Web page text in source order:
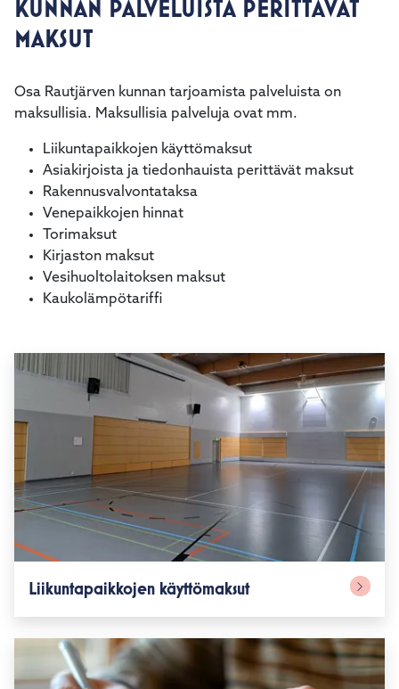
kosketus-
ja
pyyhkäisyliikkeitä.
KUNNAN PALVELUISTA PERITTÄVÄT
MAKSUT
Osa Rautjärven kunnan tarjoamista palveluista on
maksullisia. Maksullisia palveluja ovat mm.
Liikuntapaikkojen käyttömaksut
Asiakirjoista ja tiedonhauista perittävät maksut
Rakennusvalvontataksa
Venepaikkojen hinnat
Torimaksut
Kirjaston maksut
Vesihuoltolaitoksen maksut
Kaukolämpötariffi
Liikuntapaikkojen käyttömaksut